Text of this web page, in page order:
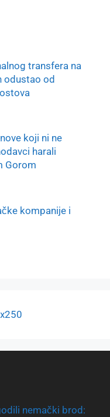
transfera na
odustao od
koji ni ne
harali
Gorom
kompanije i
nemački brod: